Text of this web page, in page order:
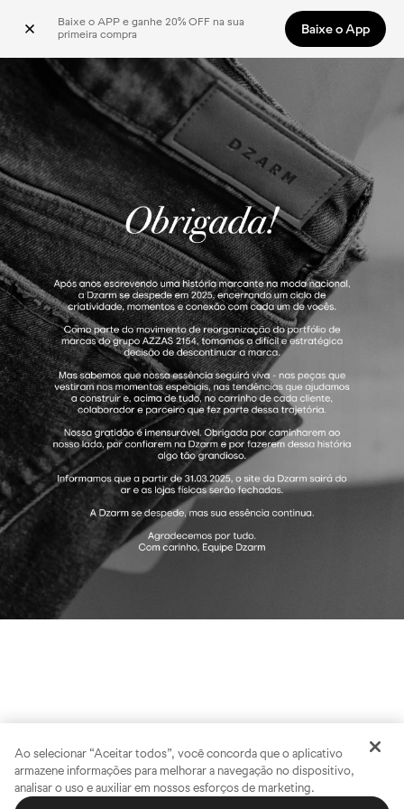
Baixe o APP e ganhe 20% OFF na sua
primeira compra
Baixe o App
Ao selecionar “Aceitar todos”, você concorda que o aplicativo
armazene informações para melhorar a navegação no dispositivo,
analisar o uso e auxiliar em nossos esforços de marketing.